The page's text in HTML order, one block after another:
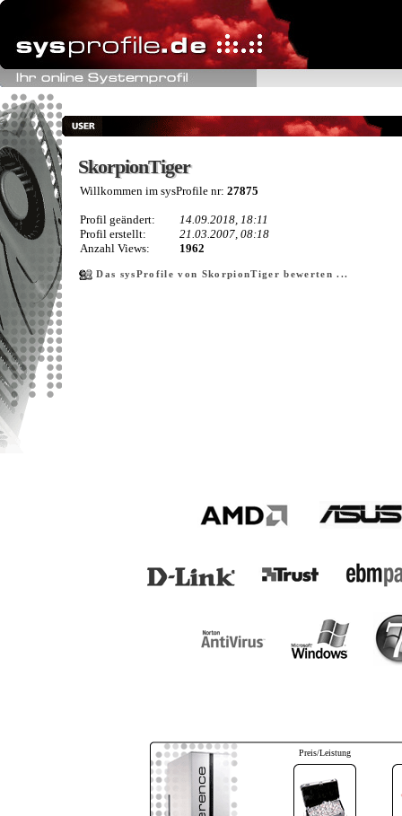
SkorpionTiger
SkorpionTiger
Willkommen im sysProfile nr: 27875
Profil geändert:
14.09.2018, 18:11
Profil erstellt:
21.03.2007, 08:18
Anzahl Views:
1962
Das sysProfile von SkorpionTiger bewerten ...
Preis/Leistung